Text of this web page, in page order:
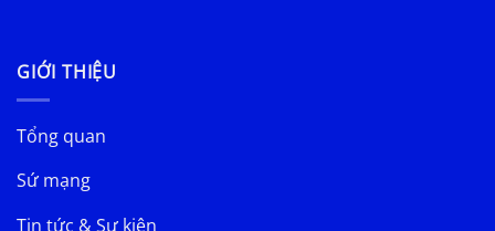
GIỚI THIỆU
Tổng quan
Sứ mạng
Tin tức & Sự kiện